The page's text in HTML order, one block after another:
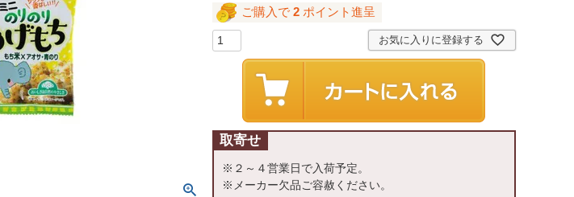
ご購入で 2 ポイント進呈
お気に入りに登録する
取寄せ
※２～４営業日で入荷予定。
※メーカー欠品ご容赦ください。